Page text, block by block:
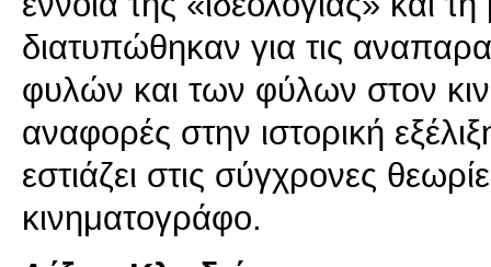
διατυπώθηκαν για τις
φυλών και των φύλων στον
αναφορές στην ιστορική
εστιάζει στις σύγχρονες
κινηματογράφο.